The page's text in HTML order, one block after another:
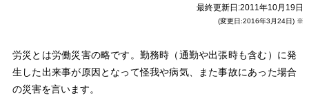
最終更新日:2011年10月19日
(変更日:2016年3月24日) ※
労災とは労働災害の略です。勤務時（通勤や出張時も含む）に発
生した出来事が原因となって怪我や病気、また事故にあった場合
の災害を言います。